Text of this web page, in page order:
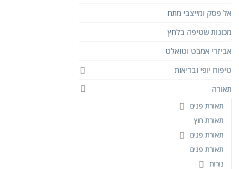
אל פסק ומייצבי מתח
מכונות שטיפה בלחץ
אביזרי אמבט וטואלט
טיפוח יופי ובריאות
תאורה
תאורת פנים
תאורת חוץ
תאורת פנים
תאורת פנים
נורות